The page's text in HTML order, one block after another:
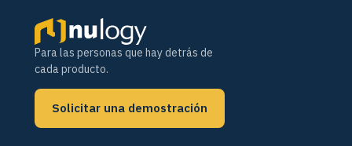
Para las personas que hay detrás de
cada producto.
Solicitar una demostración